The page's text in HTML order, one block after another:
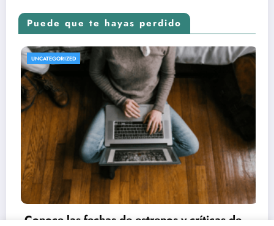
Puede que te hayas perdido
REVISTA DE CINE | NOTICIAS, IMÁGENES, TRÁILERS, ARTÍCULOS Y CRÍTICAS
UNCATEGORIZED